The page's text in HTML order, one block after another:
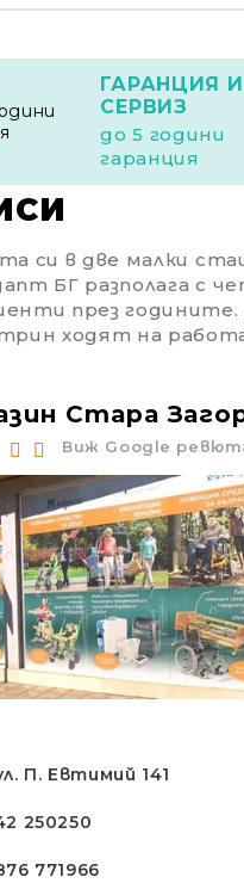
ГАРАНЦИЯ И
СЕРВИЗ
до 5 години
гаранция
си в две малки
БГ разполага с
през годините.
ходят на
Стара
Виж Google
П. Евтимий 141
250250
771966